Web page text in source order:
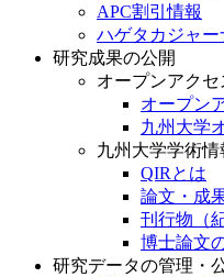
APC割引情報
ハゲタカジャー
研究成果の公開
オープンアクセ
オープン
九州大学
九州大学学術情
QIRとは
論文・成
刊行物（
博士論文
研究データの管理・